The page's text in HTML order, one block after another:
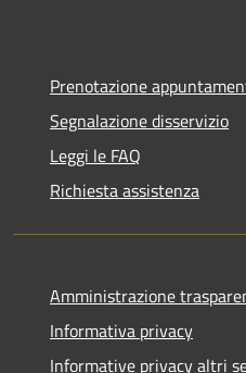
Prenotazione
Segnalazione disservizio
Leggi le FAQ
Richiesta assistenza
Amministrazione
Informativa privacy
Informative privacy altri